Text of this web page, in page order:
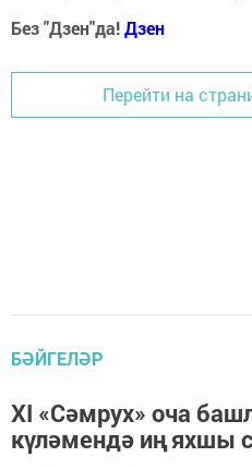
Без "Дзен"да!Дзен
Перейти на
БӘЙГЕЛӘР
XI «Сәмрух» оча
күләмендә иң яхшы